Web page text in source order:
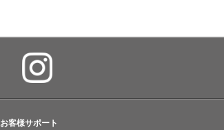
お客様サポート